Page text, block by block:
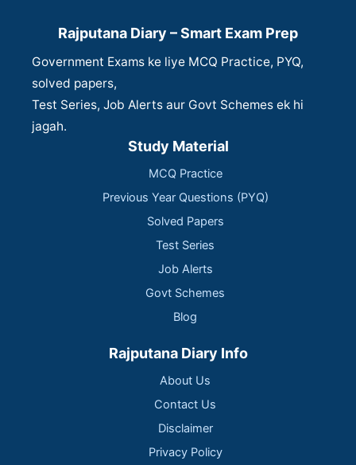
Rajputana Diary – Smart Exam Prep
Government Exams ke liye MCQ Practice, PYQ,
solved papers,
Test Series, Job Alerts aur Govt Schemes ek hi
jagah.
Study Material
MCQ Practice
Previous Year Questions (PYQ)
Solved Papers
Test Series
Job Alerts
Govt Schemes
Blog
Rajputana Diary Info
About Us
Contact Us
Disclaimer
Privacy Policy